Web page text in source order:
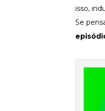
isso,
Se